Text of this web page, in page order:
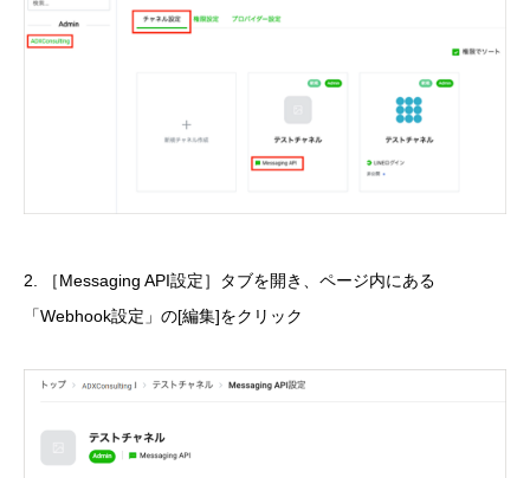
2. ［Messaging API設定］タブを開き、ページ内にある
「Webhook設定」の[編集]をクリック